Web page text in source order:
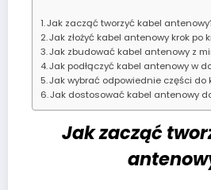
Jak zacząć tworzyć kabel
Jak złożyć kabel antenowy krok po
Jak zbudować kabel antenowy z
Jak podłączyć kabel antenowy w
Jak wybrać odpowiednie części do
Jak dostosować kabel antenowy
Jak zacząć